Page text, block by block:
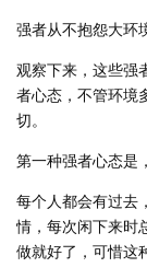
强者从不抱怨大环
观察下来，这些强
者心态，不管环境
切。
第一种强者心态是
每个人都会有过去
情，每次闲下来时
做就好了，可惜这